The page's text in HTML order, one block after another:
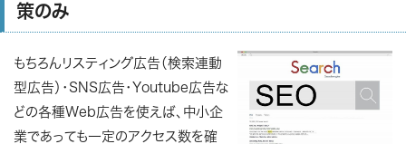
策のみ
もちろんリスティング広告（検索連動
型広告）・SNS広告・Youtube広告な
どの各種Web広告を使えば、中小企
業であっても一定のアクセス数を確